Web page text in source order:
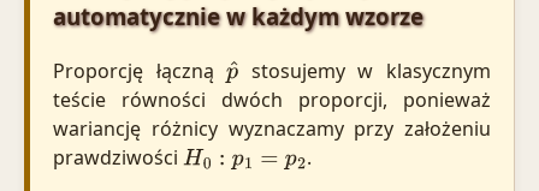
automatycznie w każdym wzorze
Proporcję łącznąp stosujemy w klasycznym
teście równości dwóch proporcji, ponieważ
wariancję różnicy wyznaczamy przy założeniu
prawdziwościH0: p 1=p 2
.